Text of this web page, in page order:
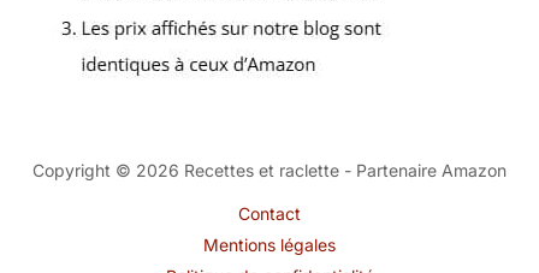
Copyright © 2026 Recettes et raclette - Partenaire Amazon
Contact
Mentions légales